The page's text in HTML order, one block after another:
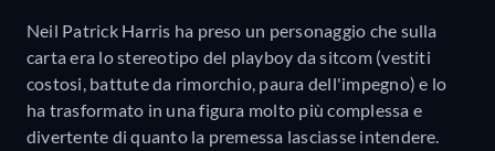
Neil Patrick Harris ha preso un personaggio che sulla
carta era lo stereotipo del playboy da sitcom (vestiti
costosi, battute da rimorchio, paura dell'impegno) e lo
ha trasformato in una figura molto più complessa e
divertente di quanto la premessa lasciasse intendere.